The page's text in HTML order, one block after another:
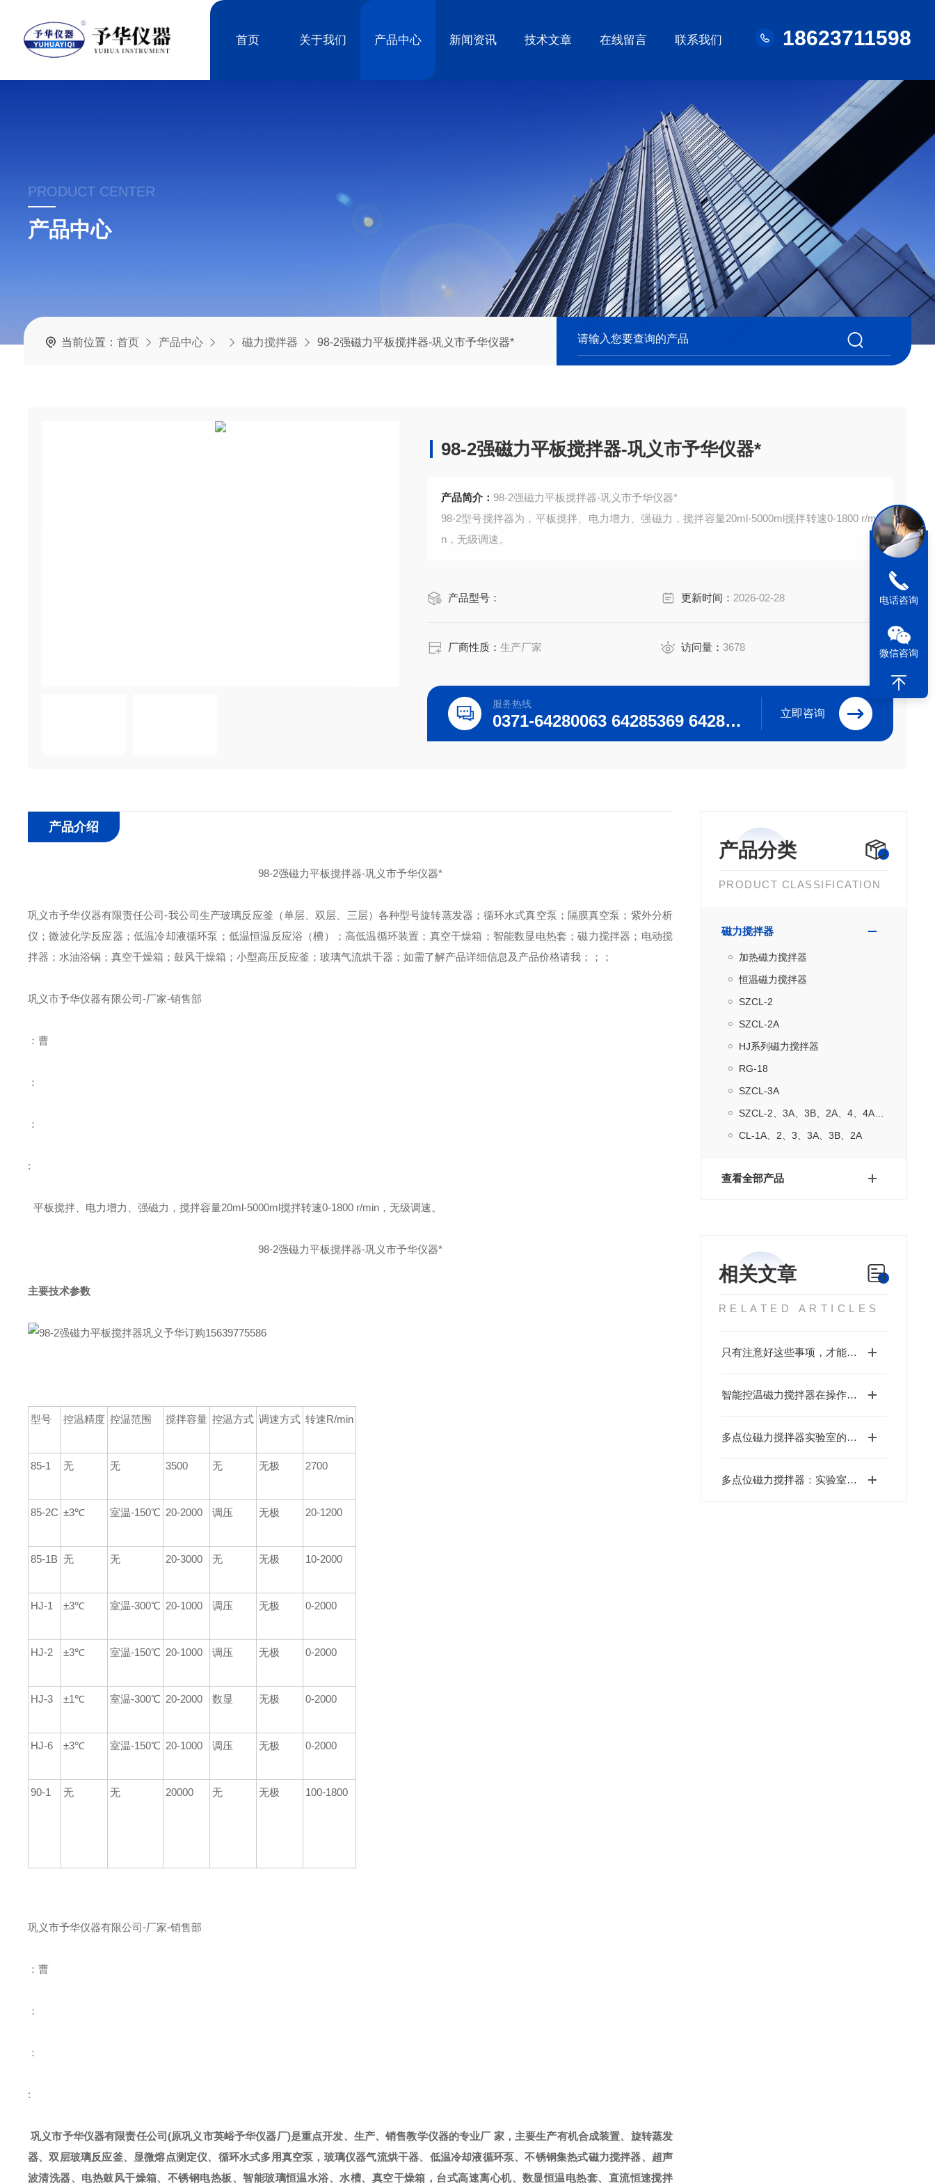
首页 关于我们 产品中心 新闻资讯 技术文章 在线留言 联系我们 18623711598
PRODUCT CENTER
产品中心
当前位置： 首页 产品中心 磁力搅拌器 98-2强磁力平板搅拌器-巩义市予华仪器*
98-2强磁力平板搅拌器-巩义市予华仪器*
产品简介： 98-2强磁力平板搅拌器-巩义市予华仪器*
98-2型号搅拌器为，平板搅拌、电力增力、强磁力，搅拌容量20ml-5000ml搅拌转速0-1800 r/mi
n，无级调速。
产品型号： 更新时间： 2026-02-28
厂商性质：生产厂家 访问量：3678
服务热线
0371-64280063 64285369 64285222 立即咨询
产品分类
PRODUCT CLASSIFICATION
磁力搅拌器
加热磁力搅拌器
恒温磁力搅拌器
SZCL-2
SZCL-2A
HJ系列磁力搅拌器
RG-18
SZCL-3A
SZCL-2、3A、3B、2A、4、4A、4B
CL-1A、2、3、3A、3B、2A
查看全部产品
相关文章
RELATED ARTICLES
只有注意好这些事项，才能更好使用智能控温磁力搅拌器
智能控温磁力搅拌器在操作上具有以下要求
多点位磁力搅拌器实验室的高效平行反应引擎
多点位磁力搅拌器：实验室中的高效搅拌仪器
产品介绍
98-2强磁力平板搅拌器-巩义市予华仪器*
巩义市予华仪器有限责任公司-我公司生产玻璃反应釜（单层、双层、三层）各种型号旋转蒸发器；循环水式真空泵；隔膜真空泵；紫外分析
仪；微波化学反应器；低温冷却液循环泵；低温恒温反应浴（槽）；高低温循环装置；真空干燥箱；智能数显电热套；磁力搅拌器；电动搅
拌器；水油浴锅；真空干燥箱；鼓风干燥箱；小型高压反应釜；玻璃气流烘干器；如需了解产品详细信息及产品价格请我；；；
巩义市予华仪器有限公司-厂家-销售部
：曹
：
：
:
平板搅拌、电力增力、强磁力，搅拌容量20ml-5000ml搅拌转速0-1800 r/min，无级调速。
98-2强磁力平板搅拌器-巩义市予华仪器*
主要技术参数
型号 控温精度 控温范围 搅拌容量 控温方式 调速方式 转速R/min
85-1 无 无 3500 无 无极 2700
85-2C ±3℃ 室温-150℃ 20-2000 调压 无极 20-1200
85-1B 无 无 20-3000 无 无极 10-2000
HJ-1 ±3℃ 室温-300℃ 20-1000 调压 无极 0-2000
HJ-2 ±3℃ 室温-150℃ 20-1000 调压 无极 0-2000
HJ-3 ±1℃ 室温-300℃ 20-2000 数显 无极 0-2000
HJ-6 ±3℃ 室温-150℃ 20-1000 调压 无极 0-2000
90-1 无 无 20000 无 无极 100-1800
巩义市予华仪器有限公司-厂家-销售部
：曹
：
：
:
巩义市予华仪器有限责任公司(原巩义市英峪予华仪器厂)是重点开发、生产、销售教学仪器的专业厂 家，主要生产有机合成装置、旋转蒸发
器、双层玻璃反应釜、显微熔点测定仪、循环水式多用真空泵，玻璃仪器气流烘干器、低温冷却液循环泵、不锈钢集热式磁力搅拌器、超声
波清洗器、电热鼓风干燥箱、不锈钢电热板、智能玻璃恒温水浴、水槽、真空干燥箱，台式高速离心机、数显恒温电热套、直流恒速搅拌
电话咨询
微信咨询